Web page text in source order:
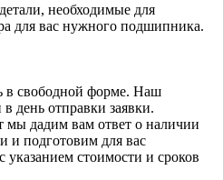
необходимые для
для вас нужного подшипника.
в свободной форме. Наш
в день отправки заявки.
мы дадим вам ответ о наличии
и подготовим для вас
указанием стоимости и сроков